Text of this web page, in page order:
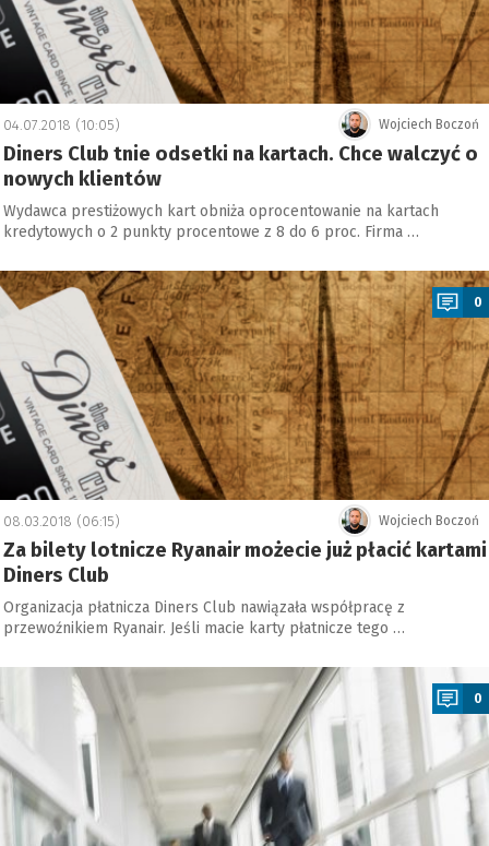
Wojciech Boczoń
04.07.2018 (10:05)
Diners Club tnie odsetki na kartach. Chce walczyć o
nowych klientów
Wydawca prestiżowych kart obniża oprocentowanie na kartach
kredytowych o 2 punkty procentowe z 8 do 6 proc. Firma …
0
Wojciech Boczoń
08.03.2018 (06:15)
Za bilety lotnicze Ryanair możecie już płacić kartami
Diners Club
Organizacja płatnicza Diners Club nawiązała współpracę z
przewoźnikiem Ryanair. Jeśli macie karty płatnicze tego …
0